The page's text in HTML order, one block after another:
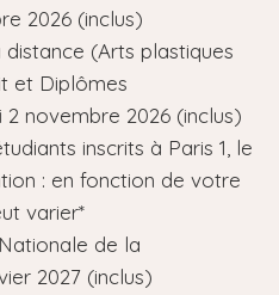
2026 (inclus)
(Arts plastiques
et Diplômes
2 novembre 2026 (inclus)
inscrits à Paris 1, le
: en fonction de votre
varier*
de la
2027 (inclus)